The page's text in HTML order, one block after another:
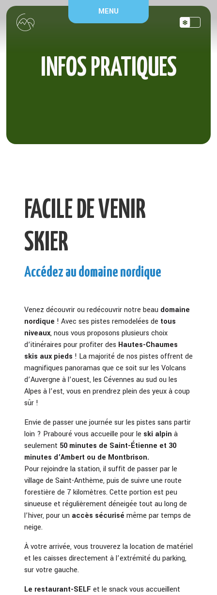
Panneau de gestion des cookies
MENU
INFOS PRATIQUES
FACILE DE VENIR
SKIER
Accédez au domaine nordique
Venez découvrir ou redécouvrir notre beau domaine
nordique ! Avec ses pistes remodelées de tous
niveaux, nous vous proposons plusieurs choix
d’itinéraires pour profiter des Hautes-Chaumes
skis aux pieds ! La majorité de nos pistes offrent de
magnifiques panoramas que ce soit sur les Volcans
d’Auvergne à l’ouest, les Cévennes au sud ou les
Alpes à l’est, vous en prendrez plein des yeux à coup
sûr !
Envie de passer une journée sur les pistes sans partir
loin ? Prabouré vous accueille pour le ski alpin à
seulement 50 minutes de Saint-Étienne et 30
minutes d’Ambert ou de Montbrison.
Pour rejoindre la station, il suffit de passer par le
village de Saint-Anthème, puis de suivre une route
forestière de 7 kilomètres. Cette portion est peu
sinueuse et régulièrement déneigée tout au long de
l’hiver, pour un accès sécurisé même par temps de
neige.
À votre arrivée, vous trouverez la location de matériel
et les caisses directement à l’extrémité du parking,
sur votre gauche.
Le restaurant-SELF et le snack vous accueillent